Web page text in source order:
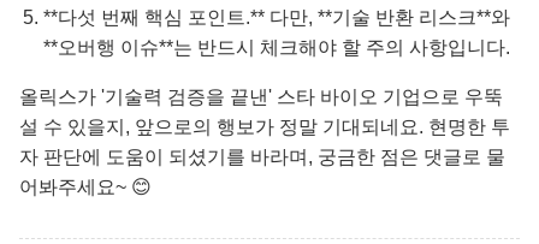
**다섯 번째 핵심 포인트.** 다만, **기술 반환 리스크**와
**오버행 이슈**는 반드시 체크해야 할 주의 사항입니다.
올릭스가 '기술력 검증을 끝낸' 스타 바이오 기업으로 우뚝
설 수 있을지, 앞으로의 행보가 정말 기대되네요. 현명한 투
자 판단에 도움이 되셨기를 바라며, 궁금한 점은 댓글로 물
어봐주세요~ 😊